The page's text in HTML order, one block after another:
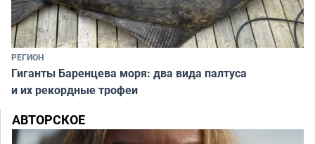
РЕГИОН
Гиганты Баренцева моря: два вида палтуса
и их рекордные трофеи
АВТОРСКОЕ